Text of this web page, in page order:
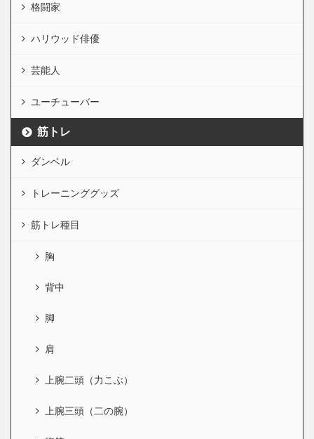
格闘家
ハリウッド俳優
芸能人
ユーチューバー
筋トレ
ダンベル
トレーニンググッズ
筋トレ種目
胸
背中
脚
肩
上腕二頭（力こぶ）
上腕三頭（二の腕）